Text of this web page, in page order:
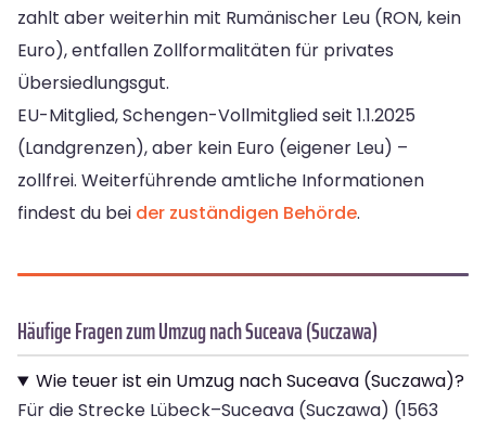
zahlt aber weiterhin mit Rumänischer Leu (RON, kein
Euro), entfallen Zollformalitäten für privates
Übersiedlungsgut.
EU-Mitglied, Schengen-Vollmitglied seit 1.1.2025
(Landgrenzen), aber kein Euro (eigener Leu) –
zollfrei. Weiterführende amtliche Informationen
findest du bei der zuständigen Behörde.
Häufige Fragen zum Umzug nach Suceava (Suczawa)
Wie teuer ist ein Umzug nach Suceava (Suczawa)?
Für die Strecke Lübeck–Suceava (Suczawa) (1563